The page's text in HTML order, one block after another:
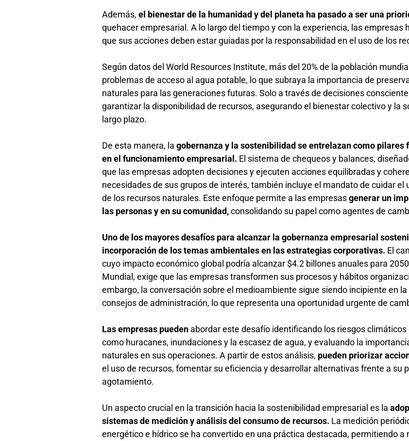
Además,el bienestar de la humanidad y del planeta ha pasado a ser una
quehacer empresarial. A lo largo del tiempo y con la experiencia, las empresas
que sus acciones deben estar guiadas por la responsabilidad en el uso de los
Según datos del World Resources Institute, más del 20% de la población
problemas de acceso al agua potable, lo que subraya la importancia de
naturales para las generaciones futuras. Solo a través de decisiones
garantizar la disponibilidad de recursos, asegurando el bienestar colectivo y la
largo plazo.
De esta manera, lagobernanza y la sostenibilidad se entrelazan como pilares
en el funcionamiento empresarial. El sistema de chequeos y balances,
que las empresas adopten decisiones y ejecuten acciones equilibradas y
necesidades de sus grupos de interés, también incluye el mandato de cuidar el
de los recursos naturales. Este enfoque permite a las empresasgenerar un
las personas y en su comunidad,consolidando su papel como agentes de
Uno de los mayores desafíos para alcanzar la gobernanza empresarial
incorporación de los temas ambientales en las estrategias corporativas. El
cuyo impacto económico global podría alcanzar $4.2 billones anuales para
Mundial, exige que las empresas transformen sus procesos y hábitos
embargo, la conversación sobre el medioambiente sigue siendo incipiente en
consejos de administración, lo que representa una oportunidad urgente de
Las empresas pueden abordar este desafío identificando los riesgos climáticos
como huracanes, inundaciones y la escasez de agua, y evaluando la
naturales en sus operaciones. A partir de estos análisis, pueden priorizar
el uso de recursos, fomentar su eficiencia y desarrollar alternativas frente a su
agotamiento.
Un aspecto crucial en la transición hacia la sostenibilidad empresarial es la
sistemas de medición y análisis del consumo de recursos. La medición
energético e hídrico se ha convertido en una práctica destacada, permitiendo a